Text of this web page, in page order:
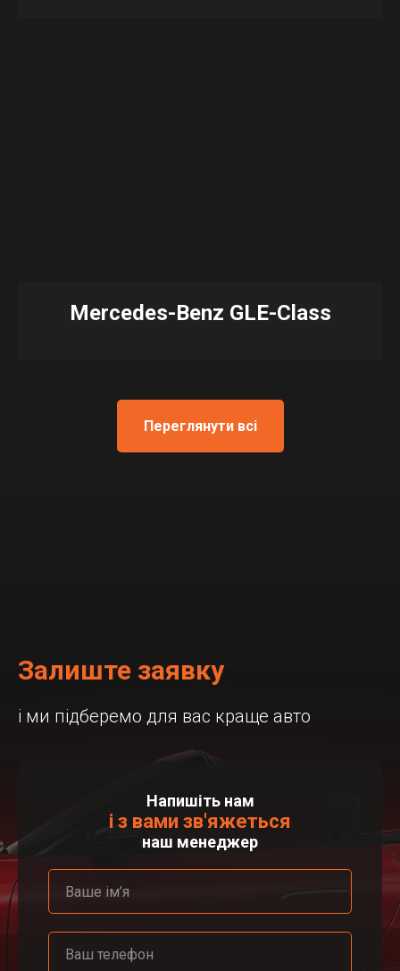
Mercedes-Benz GLE-Class
Переглянути всі
Залиште заявку
і ми підберемо для вас краще авто
Напишіть нам
і з вами зв'яжеться
наш менеджер